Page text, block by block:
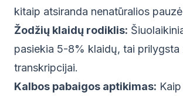
kitaip atsiranda nenatūralios
Žodžių klaidų rodiklis:
pasiekia 5-8% klaidų, tai prilygsta
transkripcijai.
Kalbos pabaigos aptikimas: